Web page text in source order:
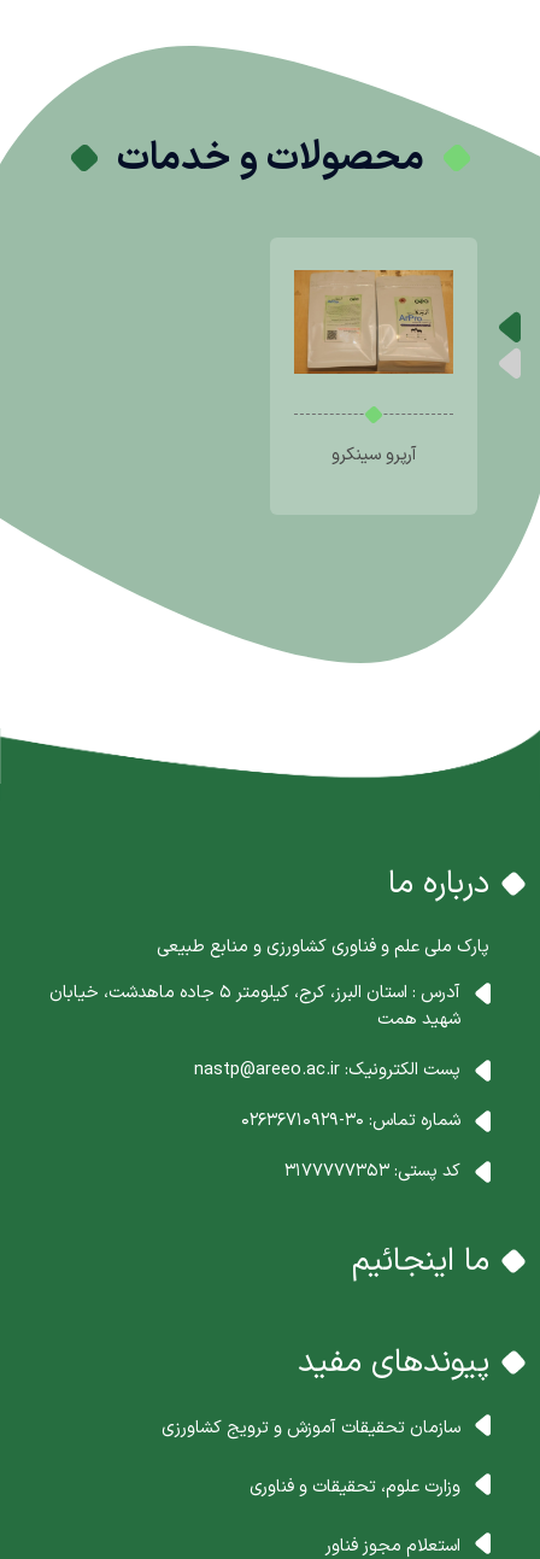
محصولات و خدمات
آرپرو سینکرو
درباره ما
پارک ملی علم و فناوری کشاورزی و منابع طبیعی
آدرس : استان البرز، کرج، کیلومتر 5 جاده ماهدشت، خیابان
شهید همت
پست الکترونیک:nastp@areeo.ac.ir
شماره تماس: 30-02636710929
کد پستی:3177777353
ما اینجائیم
پیوندهای مفید
سازمان تحقیقات آموزش و ترویج کشاورزی
وزارت علوم، تحقیقات و فناوری
استعلام مجوز فناور